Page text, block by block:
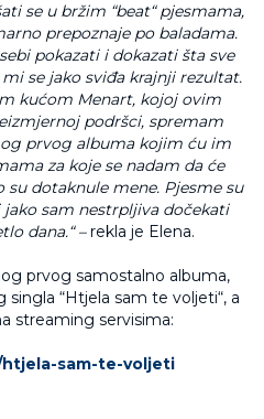
se u bržim “beat“ pjesmama,
prepoznaje po baladama.
pokazati i dokazati šta sve
se jako sviđa krajnji rezultat.
kućom Menart, kojoj ovim
podršci, spremam
prvog albuma kojim ću im
za koje se nadam da će
dotaknule mene. Pjesme su
sam nestrpljiva dočekati
dana.“ –rekla je Elena.
prvog samostalno albuma,
“Htjela sam te voljeti“, a
streaming servisima:
sam-te-voljeti